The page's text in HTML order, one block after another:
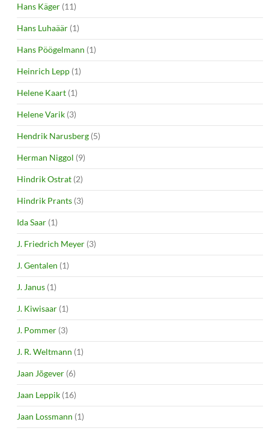
Hans Käger (11)
Hans Luhaäär (1)
Hans Pöögelmann (1)
Heinrich Lepp (1)
Helene Kaart (1)
Helene Varik (3)
Hendrik Narusberg (5)
Herman Niggol (9)
Hindrik Ostrat (2)
Hindrik Prants (3)
Ida Saar (1)
J. Friedrich Meyer (3)
J. Gentalen (1)
J. Janus (1)
J. Kiwisaar (1)
J. Pommer (3)
J. R. Weltmann (1)
Jaan Jõgever (6)
Jaan Leppik (16)
Jaan Lossmann (1)